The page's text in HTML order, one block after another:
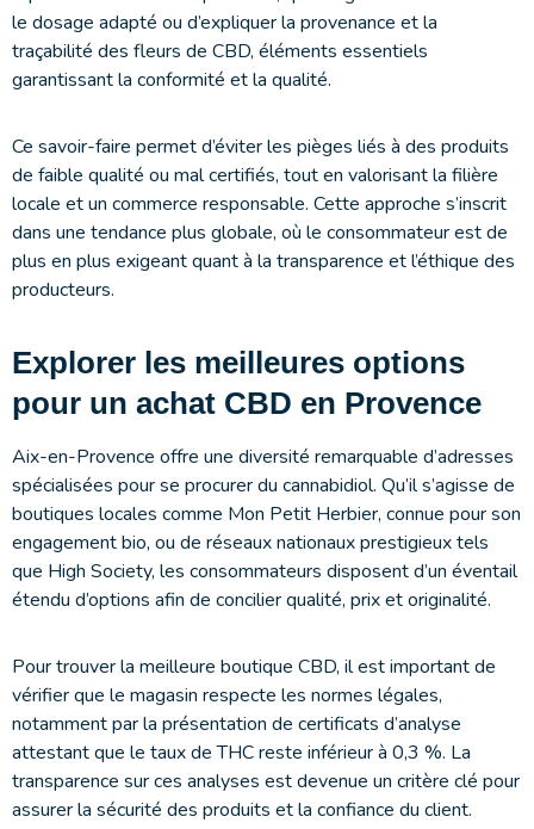
le dosage adapté ou d’expliquer la provenance et la
traçabilité des fleurs de CBD, éléments essentiels
garantissant la conformité et la qualité.
Ce savoir-faire permet d’éviter les pièges liés à des produits
de faible qualité ou mal certifiés, tout en valorisant la filière
locale et un commerce responsable. Cette approche s’inscrit
dans une tendance plus globale, où le consommateur est de
plus en plus exigeant quant à la transparence et l’éthique des
producteurs.
Explorer les meilleures options
pour un achat CBD en Provence
Aix-en-Provence offre une diversité remarquable d’adresses
spécialisées pour se procurer du cannabidiol. Qu’il s’agisse de
boutiques locales comme Mon Petit Herbier, connue pour son
engagement bio, ou de réseaux nationaux prestigieux tels
que High Society, les consommateurs disposent d’un éventail
étendu d’options afin de concilier qualité, prix et originalité.
Pour trouver la meilleure boutique CBD, il est important de
vérifier que le magasin respecte les normes légales,
notamment par la présentation de certificats d’analyse
attestant que le taux de THC reste inférieur à 0,3 %. La
transparence sur ces analyses est devenue un critère clé pour
assurer la sécurité des produits et la confiance du client.